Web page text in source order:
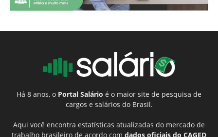
Há 8 anos, o Portal Salário é o maior site de pesquisa de
cargos e salários do Brasil.
Aqui você encontra estatísticas atualizadas do mercado de
trabalho brasileiro de acordo com dados oficiais do CAGED